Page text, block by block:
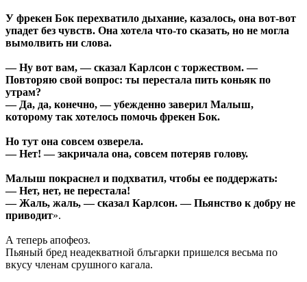
У фрекен Бок перехватило дыхание, казалось, она вот-вот
упадет без чувств. Она хотела что-то сказать, но не могла
вымолвить ни слова.
— Ну вот вам, — сказал Карлсон с торжеством. —
Повторяю свой вопрос: ты перестала пить коньяк по
утрам?
— Да, да, конечно, — убежденно заверил Малыш,
которому так хотелось помочь фрекен Бок.
Но тут она совсем озверела.
— Нет! — закричала она, совсем потеряв голову.
Малыш покраснел и подхватил, чтобы ее поддержать:
— Нет, нет, не перестала!
— Жаль, жаль, — сказал Карлсон. — Пьянство к добру не
приводит».
А теперь апофеоз.
Пьяный бред неадекватной блъгарки пришелся весьма по
вкусу членам срушного кагала.